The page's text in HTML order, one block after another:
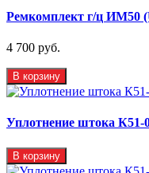
Ремкомплект г/ц ИМ50
4 700 руб.
В корзину
Уплотнение штока К51-
В корзину